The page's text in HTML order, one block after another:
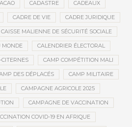
CADASTRE CADEAUX
CADRE DE VIE CADRE JURIDIQUE
CAISSE MALIENNE DE SÉCURITÉ SOCIALE
MONDE CALENDRIER ÉLECTORAL
CAMP COMPÉTITION MALI
DES DÉPLACÉS CAMP MILITAIRE
CAMPAGNE AGRICOLE 2025
CAMPAGNE DE VACCINATION
COVID-19 EN AFRIQUE